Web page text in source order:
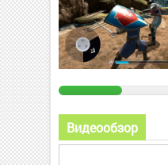
Видеообзор